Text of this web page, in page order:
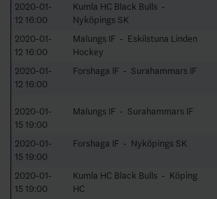
2020-01-
12 16:00
Kumla HC Black Bulls -
Nyköpings SK
2020-01-
12 16:00
Malungs IF - Eskilstuna Linden
Hockey
2020-01-
12 16:00
Forshaga IF - Surahammars IF
2020-01-
15 19:00
Malungs IF - Surahammars IF
2020-01-
15 19:00
Forshaga IF - Nyköpings SK
2020-01-
15 19:00
Kumla HC Black Bulls - Köping
HC